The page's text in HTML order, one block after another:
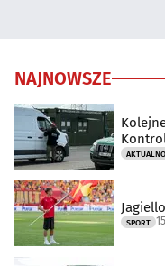
NAJNOWSZE
SPORT